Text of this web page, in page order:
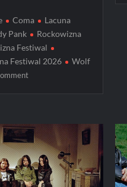
Coma
Lacuna
Pank
Rockowizna
Festiwal
Festiwal 2026
Wolf
on
–
drugie
ogłoszenie